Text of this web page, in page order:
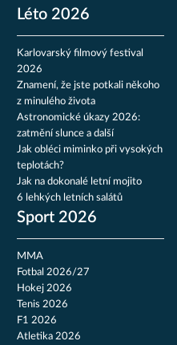
Léto 2026
Karlovarský filmový festival
2026
Znamení, že jste potkali někoho
z minulého života
Astronomické úkazy 2026:
zatmění slunce a další
Jak obléci miminko při vysokých
teplotách?
Jak na dokonalé letní mojito
6 lehkých letních salátů
Sport 2026
MMA
Fotbal 2026/27
Hokej 2026
Tenis 2026
F1 2026
Atletika 2026